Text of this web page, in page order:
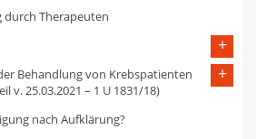
Therapeuten
Behandlung von Krebspatienten
v. 25.03.2021 – 1 U 1831/18)
nach Aufklärung?